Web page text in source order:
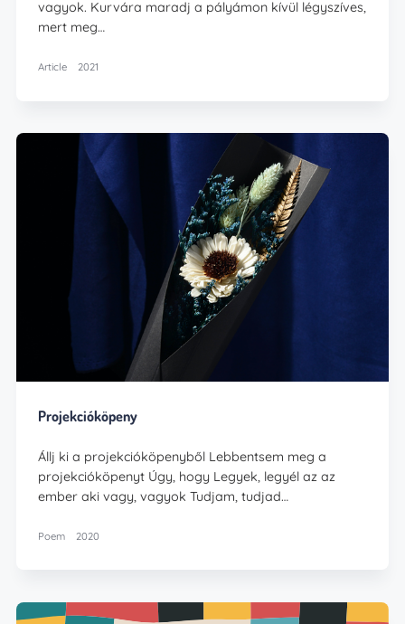
vagyok. Kurvára maradj a pályámon kívül légyszíves,
mert meg…
Article 2021
Projekcióköpeny
Állj ki a projekcióköpenyből Lebbentsem meg a
projekcióköpenyt Úgy, hogy Legyek, legyél az az
ember aki vagy, vagyok Tudjam, tudjad…
Poem 2020